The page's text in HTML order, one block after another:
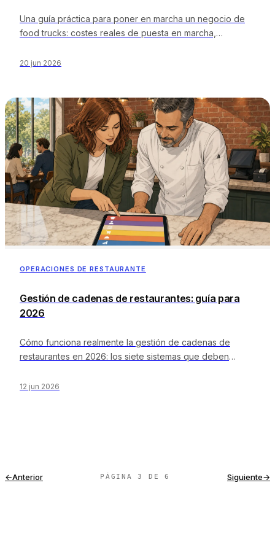
Una guía práctica para poner en marcha un negocio de
food trucks: costes reales de puesta en marcha,
del camión, tecnología necesaria, dónde vender,
20 jun 2026
OPERACIONES DE RESTAURANTE
Gestión de cadenas de restaurantes: guía para
2026
Cómo funciona realmente la gestión de cadenas de
restaurantes en 2026: los siete sistemas que deben
TPV para múltiples locales y las trampas de la economía
12 jun 2026
←Anterior PÁGINA 3 DE 6 Siguiente→